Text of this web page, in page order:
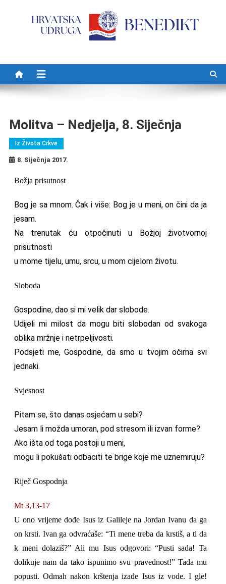
Molitva – Nedjelja, 8. Siječnja
Iz Života Crkve
8. Siječnja 2017.
Božja prisutnost
Bog je sa mnom. Čak i više: Bog je u meni, on čini da ja
jesam.
Na trenutak ću otpočinuti u Božjoj životvornoj
prisutnosti
u mome tijelu, umu, srcu, u mom cijelom životu.
Sloboda
Gospodine, dao si mi velik dar slobode.
Udijeli mi milost da mogu biti slobodan od svakoga
oblika mržnje i netrpeljivosti.
Podsjeti me, Gospodine, da smo u tvojim očima svi
jednaki.
Svjesnost
Pitam se, što danas osjećam u sebi?
Jesam li možda umoran, pod stresom ili izvan forme?
Ako išta od toga postoji u meni,
mogu li pokušati odbaciti te brige koje me uznemiruju?
Riječ Gospodnja
Mt 3,13-17
U ono vrijeme dođe Isus iz Galileje na Jordan Ivanu da ga
on krsti. Ivan ga odvraćaše: “Ti mene treba da krstiš, a ti da
k meni dolaziš?” Ali mu Isus odgovori: “Pusti sada! Ta
dolikuje nam da tako ispunimo svu pravednost!” Tada mu
popusti. Odmah nakon krštenja izađe Isus iz vode. I gle!